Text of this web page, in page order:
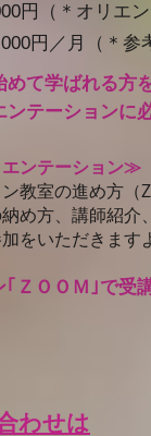
＊オリエン
円／月（＊参
めて学ばれる方
ンテーションに
｢ＺＯＯＭ｣で受
ンテーション≫
教室の進め方（
め方、講師紹介
をいただきます
わせは